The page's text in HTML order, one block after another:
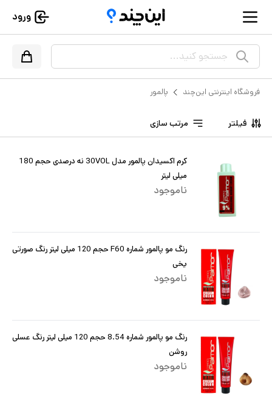
ورود
جستجو کنید...
فروشگاه اینترنتی این‌چند پالمور
فیلتر مرتب سازی
کرم اکسیدان پالمور مدل 30VOL نه درصدی حجم 180
میلی لیتر
ناموجود
رنگ مو پالمور شماره F60 حجم 120 میلی لیتر رنگ صورتی
یخی
ناموجود
رنگ مو پالمور شماره 8.54 حجم 120 میلی لیتر رنگ عسلی
روشن
ناموجود